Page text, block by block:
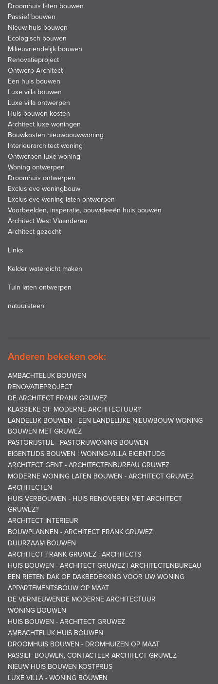
Droomhuis laten bouwen
Passief bouwen
Nieuw huis bouwen
Ecologisch bouwen
Milieuvriendelijk bouwen
Renovatieproject
Ontwerp Architect
Een huis bouwen
Luxe villa bouwen
Luxe villa ontwerpen
Huis bouwen kosten
Architect luxe woningen
Bouwkosten nieuwbouwwoning
Interieurarchitect woning
Ontwerpen luxe woning
Woning ontwerpen
Droomhuis ontwerpen
Exclusieve woningbouw
Exclusieve woning laten ontwerpen
Voorbeelden, insperatie, bouwideeën huis bouwen
Architect West Vlaanderen
Architect gezocht
Links
Kelder waterdicht maken
Tuin laten ontwerpen
natuursteen
Anderen bekeken ook:
AMBACHTELIJK BOUWEN
RENOVATIEPROJECT
DE ARCHITECT FRANK GRUWEZ
KLASSIEKE OF MODERNE ARCHITECTUUR?
LANDELIJK BOUWEN - EEN LANDELIJKE NIEUWBOUW WONING
BOUWEN MET GRUWEZ
PASTORIJSTIJL - PASTORIJWONING BOUWEN
EIGENTIJDS BOUWEN | WONING-VILLA EIGENTIJDS
ARCHITECT GENT - ARCHITECTENBUREAU GRUWEZ
MODERNE WONING LATEN BOUWEN - ARCHITECT GRUWEZ
ARCHITECTEN
HUIS VERBOUWEN - HUIS RENOVEREN MET ARCHITECT
GRUWEZ?
ARCHITECT INTERIEUR
BOUWPLANNEN - ARCHITECT FRANK GRUWEZ
DUURZAAM BOUWEN
ARCHITECT FRANK GRUWEZ | ARCHITECTS
HUIS BOUWEN - ARCHITECT GRUWEZ | ARCHITECTENBUREAU
EEN RIETEN DAK OF DAKBEDEKKING VOOR UW WONING
APPARTEMENTSBOUW OP MAAT
DE VERNIEUWENDE MODERNE ARCHITECTUUR
WONING BOUWEN
HUIS BOUWEN - ARCHITECT GRUWEZ
AMBACHTELIJK HUIS BOUWEN
DROOMHUIS BOUWEN - DROMHUIZEN OP MAAT
PASSIEF BOUWEN, CONTACTEER ARCHITECT GRUWEZ
NIEUW HUIS BOUWEN KOSTPRIJS
LUXE VILLA - WONING BOUWEN